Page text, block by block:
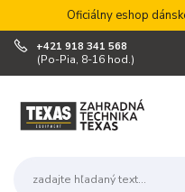
Oficiálny eshop
+421 918 341 568
(Po-Pia, 8-16 hod.)